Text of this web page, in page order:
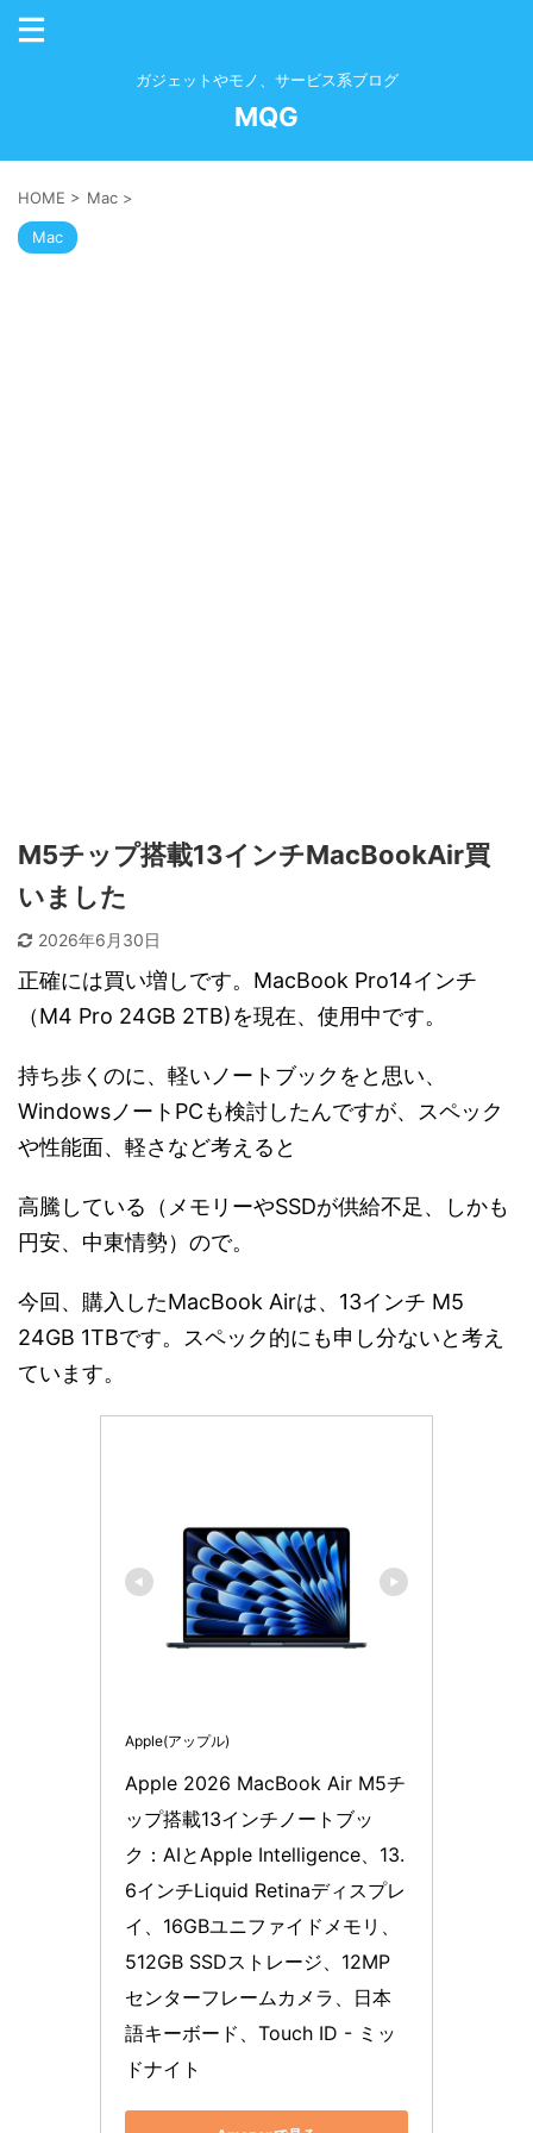
ガジェットやモノ、サービス系ブログ
MQG
HOME > Mac >
Mac
M5チップ搭載13インチMacBookAir買
いました
2026年6月30日
正確には買い増しです。MacBook Pro14インチ
（M4 Pro 24GB 2TB)を現在、使用中です。
持ち歩くのに、軽いノートブックをと思い、
WindowsノートPCも検討したんですが、スペック
や性能面、軽さなど考えると
高騰している（メモリーやSSDが供給不足、しかも
円安、中東情勢）ので。
今回、購入したMacBook Airは、13インチ M5
24GB 1TBです。スペック的にも申し分ないと考え
ています。
Apple(アップル)
Apple 2026 MacBook Air M5チ
ップ搭載13インチノートブッ
ク：AIとApple Intelligence、13.
6インチLiquid Retinaディスプレ
イ、16GBユニファイドメモリ、
512GB SSDストレージ、12MP
センターフレームカメラ、日本
語キーボード、Touch ID - ミッ
ドナイト